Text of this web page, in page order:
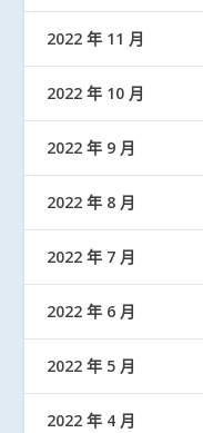
2022 年 11 月
2022 年 10 月
2022 年 9 月
2022 年 8 月
2022 年 7 月
2022 年 6 月
2022 年 5 月
2022 年 4 月